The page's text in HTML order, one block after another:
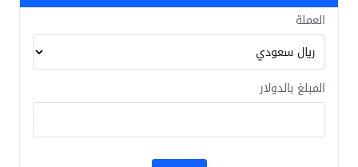
العملة
المبلغ بالدولار